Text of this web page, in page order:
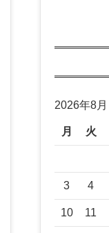
2026年8月
月 火
3 4
10 11